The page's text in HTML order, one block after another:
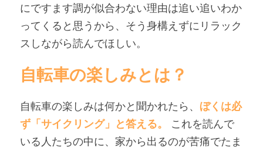
アンバサダー募集
にですます調が似合わない理由は追い追いわか
ってくると思うから、そう身構えずにリラック
スしながら読んでほしい。
自転車の楽しみとは？
自転車の楽しみは何かと聞かれたら、 ぼくは必
ず「サイクリング」と答える。
これを読んで
いる人たちの中に、家から出るのが苦痛でたま